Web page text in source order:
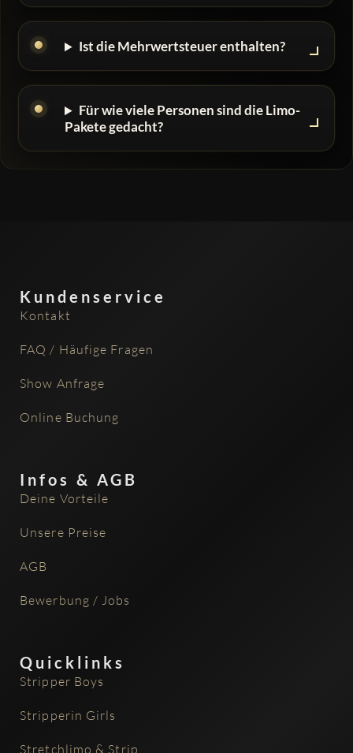
Ist die Mehrwertsteuer enthalten?
Für wie viele Personen sind die Limo-
Pakete gedacht?
Kundenservice
Kontakt
FAQ / Häufige Fragen
Show Anfrage
Online Buchung
Infos & AGB
Deine Vorteile
Unsere Preise
AGB
Bewerbung / Jobs
Quicklinks
Stripper Boys
Stripperin Girls
Stretchlimo & Strip